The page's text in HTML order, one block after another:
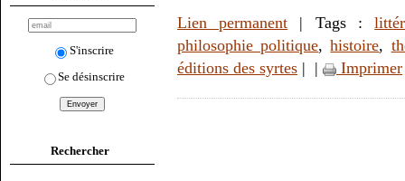
S'inscrire
Se désinscrire
Rechercher
Lien permanent | Tags :
philosophie politique,histoire,
éditions des syrtes | | Imprimer